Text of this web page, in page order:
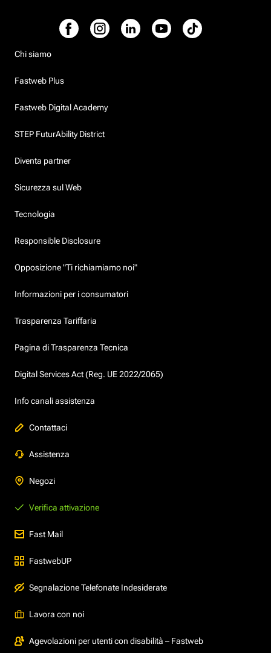
Chi siamo
Fastweb Plus
Fastweb Digital Academy
STEP FuturAbility District
Diventa partner
Sicurezza sul Web
Tecnologia
Responsible Disclosure
Opposizione "Ti richiamiamo noi"
Informazioni per i consumatori
Trasparenza Tariffaria
Pagina di Trasparenza Tecnica
Digital Services Act (Reg. UE 2022/2065)
Info canali assistenza
Contattaci
Assistenza
Negozi
Verifica attivazione
Fast Mail
FastwebUP
Segnalazione Telefonate Indesiderate
Lavora con noi
Agevolazioni per utenti con disabilità – Fastweb